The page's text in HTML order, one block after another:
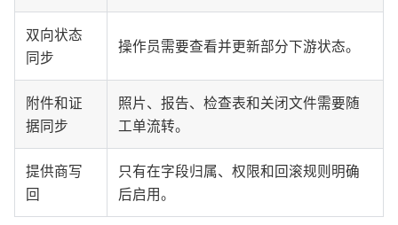
双向状态
同步
操作员需要查看并更新部分下游状态。
附件和证
据同步
照片、报告、检查表和关闭文件需要随
工单流转。
提供商写
回
只有在字段归属、权限和回滚规则明确
后启用。